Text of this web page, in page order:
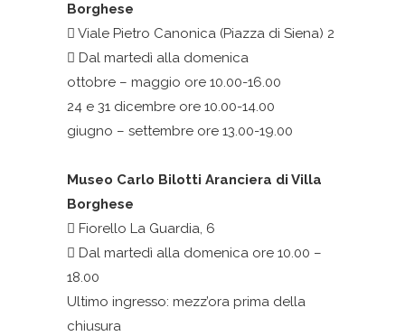
Borghese
Viale Pietro Canonica (Piazza di Siena) 2
Dal martedì alla domenica
ottobre – maggio ore 10.00-16.00
24 e 31 dicembre ore 10.00-14.00
giugno – settembre ore 13.00-19.00
Museo Carlo Bilotti Aranciera di Villa
Borghese
Fiorello La Guardia, 6
Dal martedì alla domenica ore 10.00 –
18.00
Ultimo ingresso: mezz’ora prima della
chiusura